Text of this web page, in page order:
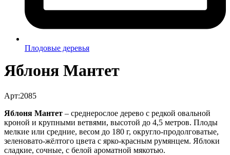
Плодовые деревья
Яблоня Мантет
Арт:2085
Яблоня Мантет – среднерослое дерево с редкой овальной
кроной и крупными ветвями, высотой до 4,5 метров. Плоды
мелкие или средние, весом до 180 г, округло-продолговатые,
зеленовато-жёлтого цвета с ярко-красным румянцем. Яблоки
сладкие, сочные, с белой ароматной мякотью.